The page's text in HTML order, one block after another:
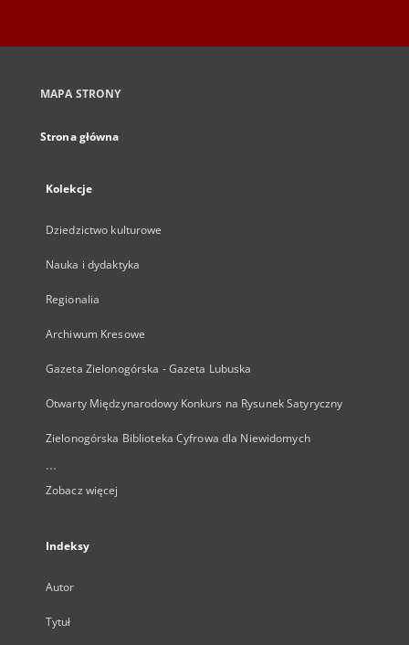
MAPA STRONY
Strona główna
Kolekcje
Dziedzictwo kulturowe
Nauka i dydaktyka
Regionalia
Archiwum Kresowe
Gazeta Zielonogórska - Gazeta Lubuska
Otwarty Międzynarodowy Konkurs na Rysunek Satyryczny
Zielonogórska Biblioteka Cyfrowa dla Niewidomych
...
Zobacz więcej
Indeksy
Autor
Tytuł